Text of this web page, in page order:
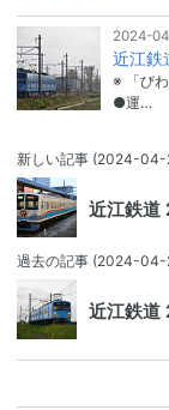
2024-
近江鉄
※ 「び
●運…
新しい記事 (2024-04-
近江鉄
過去の記事 (2024-04-
近江鉄